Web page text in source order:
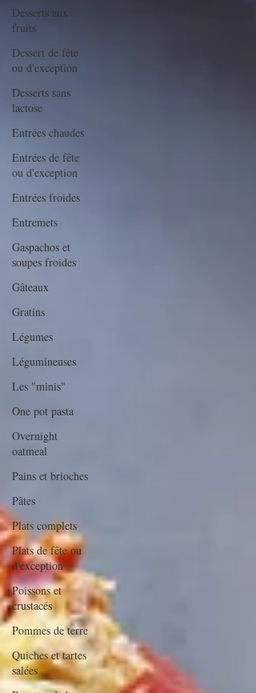
Desserts aux
fruits
Dessert de fête
ou d'exception
Desserts sans
lactose
Entrées chaudes
Entrées de fête
ou d'exception
Entrées froides
Entremets
Gaspachos et
soupes froides
Gâteaux
Gratins
Légumes
Légumineuses
Les "minis"
One pot pasta
Overnight
oatmeal
Pains et brioches
Pâtes
Plats complets
Plats de fête ou
d'exception
Poissons et
crustacés
Pommes de terre
Quiches et tartes
salées